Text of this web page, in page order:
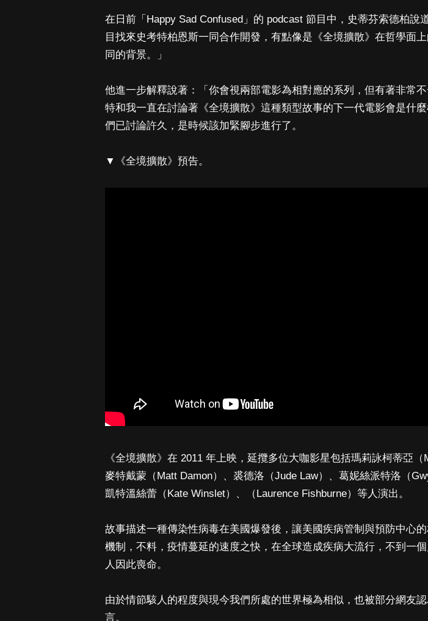
在日前「Happy Sad Confused」的 podcast 節目中，史蒂芬索德柏說
目找來史考特柏恩斯一同合作開發，有點像是《全境擴散》在哲學面
同的背景。」
他進一步解釋說著：「你會視兩部電影為相對應的系列，但有著非常
特和我一直在討論著《全境擴散》這種類型故事的下一代電影會是什
們已討論許久，是時候該加緊腳步進行了。
▼《全境擴散》預告。
《全境擴散》在 2011 年上映，延攬多位大咖影星包括瑪莉詠柯蒂亞（
麥特戴蒙（Matt Damon）、裘德洛（Jude Law）、葛妮絲派特洛（
凱特溫絲蕾（Kate Winslet）、（Laurence Fishburne）等人演出。
故事描述一種傳染性病毒在美國爆發後，讓美國疾病管制與預防中心
機制，不料，疫情蔓延的速度之快，在全球造成疾病大流行，不到一
人因此喪命。
由於情節駭人的程度與現今我們所處的世界極為相似，也被部分網友
言。